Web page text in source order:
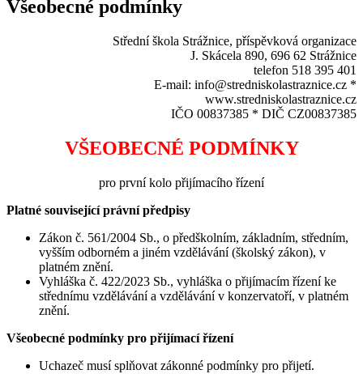
Všeobecné podmínky
Střední škola Strážnice, příspěvková organizace
J. Skácela 890, 696 62 Strážnice
telefon 518 395 401
E-mail: info@stredniskolastraznice.cz *
www.stredniskolastraznice.cz
IČO 00837385 * DIČ CZ00837385
VŠEOBECNÉ PODMÍNKY
pro první kolo přijímacího řízení
Platné související právní předpisy
Zákon č. 561/2004 Sb., o předškolním, základním, středním,
vyšším odborném a jiném vzdělávání (školský zákon), v
platném znění.
Vyhláška č. 422/2023 Sb., vyhláška o přijímacím řízení ke
střednímu vzdělávání a vzdělávání v konzervatoří, v platném
znění.
Všeobecné podmínky pro přijímací řízení
Uchazeč musí splňovat zákonné podmínky pro přijetí.